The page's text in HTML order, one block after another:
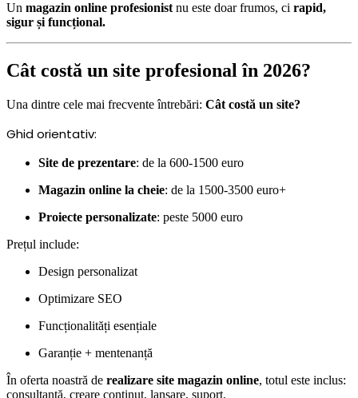
Un magazin online profesionist nu este doar frumos, ci rapid,
sigur și funcțional.
Cât costă un site profesional în 2026?
Una dintre cele mai frecvente întrebări: Cât costă un site?
Ghid orientativ:
Site de prezentare: de la 600-1500 euro
Magazin online la cheie: de la 1500-3500 euro+
Proiecte personalizate: peste 5000 euro
Prețul include:
Design personalizat
Optimizare SEO
Funcționalități esențiale
Garanție + mentenanță
În oferta noastră de realizare site magazin online, totul este inclus:
consultanță, creare conținut, lansare, suport.